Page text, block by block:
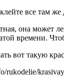
все там
она может
времени.
вот такую
rukodelie/